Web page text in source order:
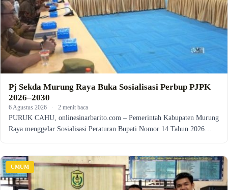
Pj Sekda Murung Raya Buka Sosialisasi Perbup PJPK
2026–2030
6 Agustus 2026 · 2 menit baca
PURUK CAHU, onlinesinarbarito.com – Pemerintah Kabupaten Murung
Raya menggelar Sosialisasi Peraturan Bupati Nomor 14 Tahun 2026…
UMUM